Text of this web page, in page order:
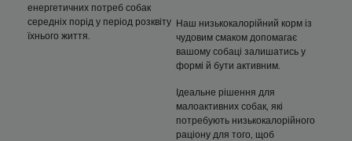
енергетичних потреб собак
середніх порід у період розквіту
їхнього життя.
Наш низькокалорійний корм із
чудовим смаком допомагає
вашому собаці залишатись у
формі й бути активним.
Ідеальне рішення для
малоактивних собак, які
потребують низькокалорійного
раціону для того, щоб